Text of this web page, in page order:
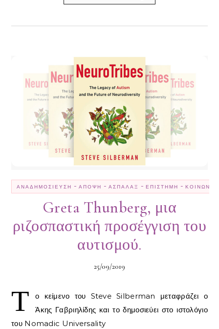
ΑΝΑΔΗΜΟΣΊΕΥΣΗ - ΆΠΟΨΗ - ΑΣΠΆΛΑΞ - ΕΠΙΣΤΉΜΗ - ΚΟΙΝΩΝΊΑ
Greta Thunberg, μια
ριζοσπαστική προσέγγιση του
αυτισμού.
25/09/2019
Τ
ο κείμενο του Steve Silberman μεταφράζει ο
Άκης Γαβριηλίδης και το δημοσιεύει στο ιστολόγιο
του Nomadic Universality